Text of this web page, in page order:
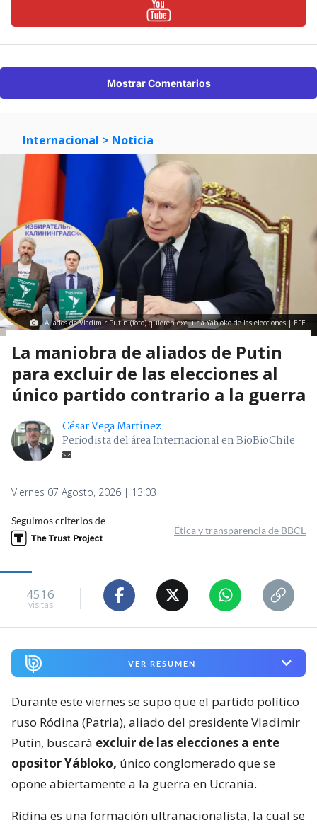
Mostrar Comentarios
Internacional > Noticia
Aliados de Vladimir Putin (foto) quieren excluir a Yábloko de las elecciones | EFE
La maniobra de aliados de Putin
para excluir de las elecciones al
único partido contrario a la guerra
César Vega Martínez
Periodista del área Internacional en BioBioChile
Viernes 07 Agosto, 2026 | 13:03
Seguimos criterios de
Ética y transparencia de BBCL
4516
visitas
VER RESUMEN
Durante este viernes se supo que el partido político
ruso Ródina (Patria), aliado del presidente Vladimir
Putin, buscará excluir de las elecciones a ente
opositor Yábloko, único conglomerado que se
opone abiertamente a la guerra en Ucrania.
Rídina es una formación ultranacionalista, la cual se